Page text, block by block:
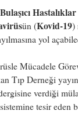
ün (Kovid-19)
yol
Mücadele
Tıp Derneği
verdiği
tesir eden